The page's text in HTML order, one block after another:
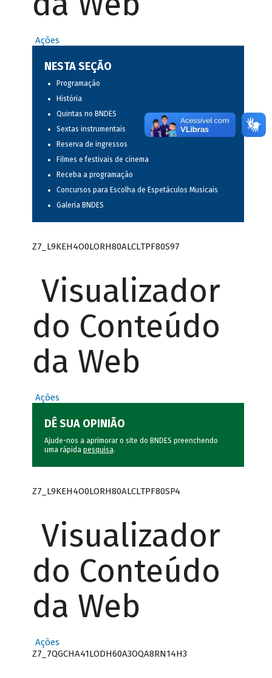
Ações
NESTA SEÇÃO
Programação
História
Quintas no BNDES
Sextas instrumentais
Reserva de ingressos
Filmes e festivais de cinema
Receba a programação
Concursos para Escolha de Espetáculos Musicais
Galeria BNDES
Z7_L9KEH4O0LORH80ALCLTPF80S97
Visualizador
do Conteúdo
da Web
Ações
DÊ SUA OPINIÃO
Ajude-nos a aprimorar o site do BNDES preenchendo
uma rápida pesquisa.
Z7_L9KEH4O0LORH80ALCLTPF80SP4
Visualizador
do Conteúdo
da Web
Ações
Z7_7QGCHA41LODH60A3OQA8RN14H3